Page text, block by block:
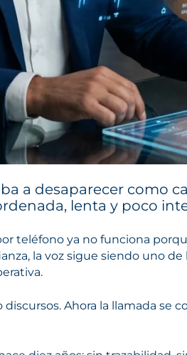
a desaparecer como
lenta y poco
teléfono ya no funciona
la voz sigue siendo uno
Ahora la llamada